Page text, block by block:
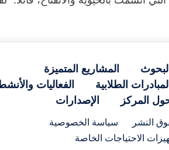
البحوث
المشاريع المتميزة
المبادرات الطلابية
الفعاليات
المركز
الإصدارات
النشر
سياسة الخصوصية
الاحتياجات الخاصة